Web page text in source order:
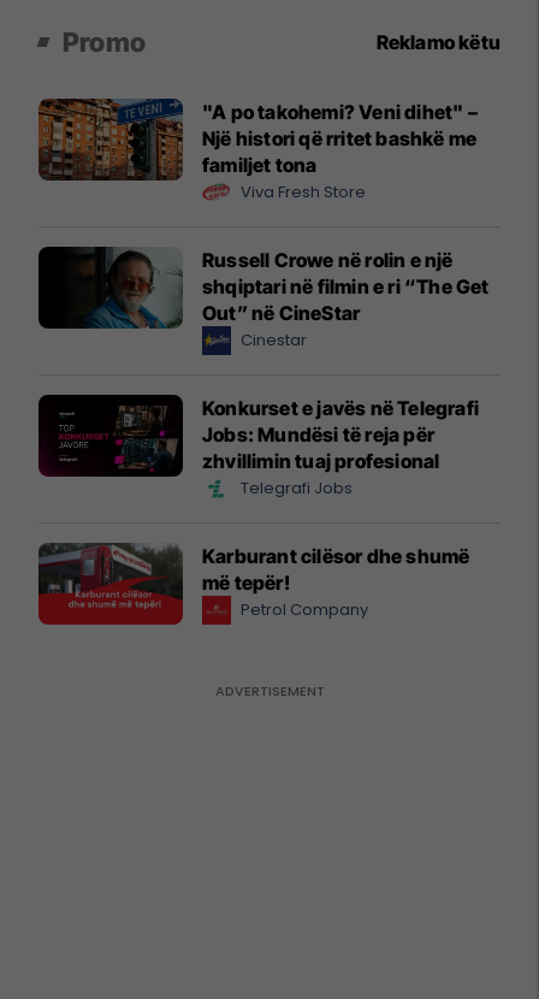
Promo Reklamo këtu
"A po takohemi? Veni dihet" –
Një histori që rritet bashkë me
familjet tona
Viva Fresh Store
Russell Crowe në rolin e një
shqiptari në filmin e ri “The Get
Out” në CineStar
Cinestar
Konkurset e javës në Telegrafi
Jobs: Mundësi të reja për
zhvillimin tuaj profesional
Telegrafi Jobs
Karburant cilësor dhe shumë
më tepër!
Petrol Company